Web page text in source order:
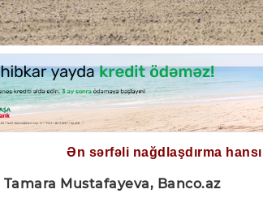
Ən sərfəli nağdlaşdırma
Tamara Mustafayeva, Banco.az